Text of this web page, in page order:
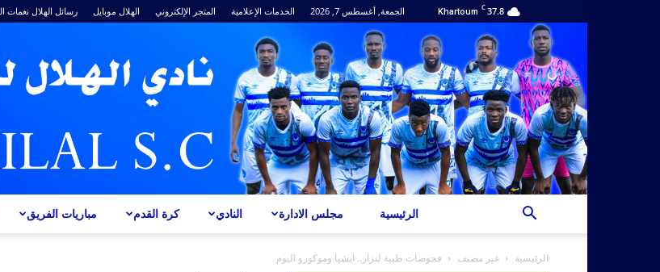
37.8
C
Khartoum الجمعة, أغسطس 7, 2026 الخدمات الإعلامية المتجر الإلكتروني الهلال موبايل رسائل الهلال نغمات
مباريات الفريق كرة القدم النادي مجلس الادارة الرئيسية
الرئيسية غير مصنف فحوصات طبية لنزار.. ايشيا وموكورو اليوم